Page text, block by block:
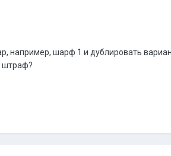
например, шарф 1 и дублировать
штраф?